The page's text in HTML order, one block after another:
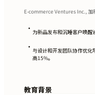
E-commerce Ventures Inc., 加
• 为新品发布和沉睡客户唤醒
• 与设计和开发团队协作优化
高15%。
教育背景